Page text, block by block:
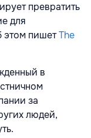
превратить
для
этом пишетThe
в
за
людей,